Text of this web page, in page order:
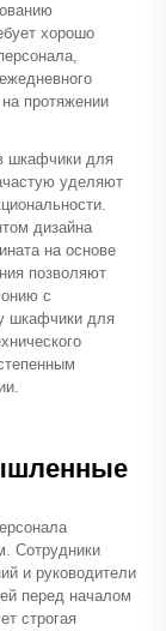
хорошо
протяжении
шкафчики для
уделяют
дизайна
на основе
позволяют
с
шкафчики для
Сотрудники
и руководители
перед началом
строгая